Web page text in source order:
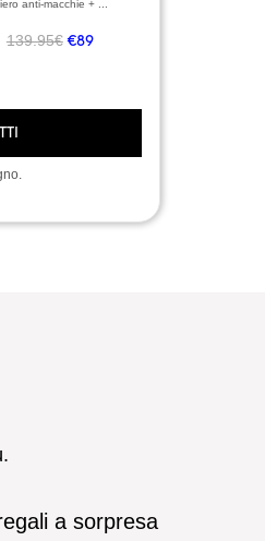
anti-macchie + ...
139.95€ €89
a sorpresa